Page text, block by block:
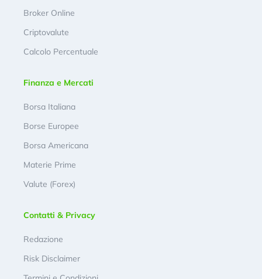
Broker Online
Criptovalute
Calcolo Percentuale
Finanza e Mercati
Borsa Italiana
Borse Europee
Borsa Americana
Materie Prime
Valute (Forex)
Contatti & Privacy
Redazione
Risk Disclaimer